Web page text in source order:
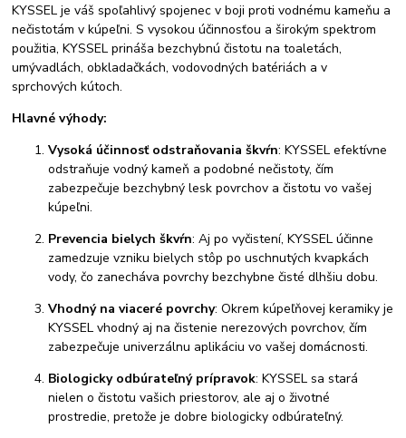
KYSSEL je váš spoľahlivý spojenec v boji proti vodnému kameňu a
nečistotám v kúpeľni. S vysokou účinnosťou a širokým spektrom
použitia, KYSSEL prináša bezchybnú čistotu na toaletách,
umývadlách, obkladačkách, vodovodných batériách a v
sprchových kútoch.
Hlavné výhody:
Vysoká účinnosť odstraňovania škvŕn: KYSSEL efektívne
odstraňuje vodný kameň a podobné nečistoty, čím
zabezpečuje bezchybný lesk povrchov a čistotu vo vašej
kúpeľni.
Prevencia bielych škvŕn: Aj po vyčistení, KYSSEL účinne
zamedzuje vzniku bielych stôp po uschnutých kvapkách
vody, čo zanecháva povrchy bezchybne čisté dlhšiu dobu.
Vhodný na viaceré povrchy: Okrem kúpeľňovej keramiky je
KYSSEL vhodný aj na čistenie nerezových povrchov, čím
zabezpečuje univerzálnu aplikáciu vo vašej domácnosti.
Biologicky odbúrateľný prípravok: KYSSEL sa stará
nielen o čistotu vašich priestorov, ale aj o životné
prostredie, pretože je dobre biologicky odbúrateľný.